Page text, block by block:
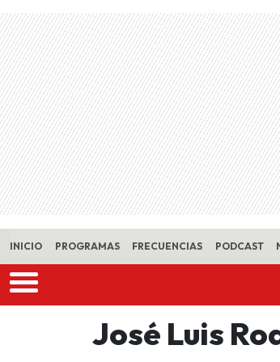
Skip to main content
INICIO PROGRAMAS FRECUENCIAS PODCAST
José Luis